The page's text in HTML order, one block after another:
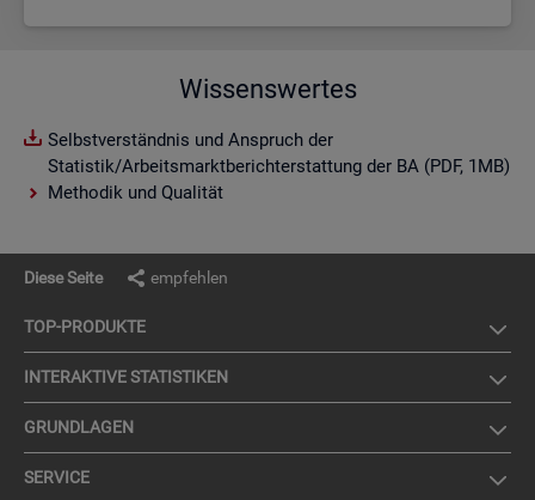
Wissenswertes
Selbstverständnis und Anspruch der
Statistik/Arbeitsmarktberichterstattung der BA (PDF, 1MB)
Methodik und Qualität
Diese Seite empfehlen
TOP-PRO­DUK­TE
IN­TER­AK­TI­VE STA­TIS­TI­KEN
GRUND­LA­GEN
SER­VICE